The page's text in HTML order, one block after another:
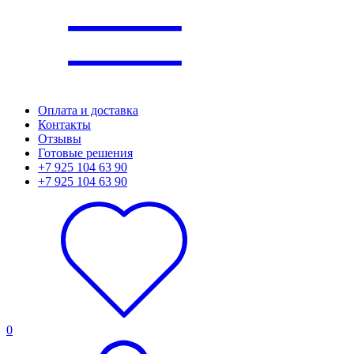
Оплата и доставка
Контакты
Отзывы
Готовые решения
+7 925 104 63 90
+7 925 104 63 90
0